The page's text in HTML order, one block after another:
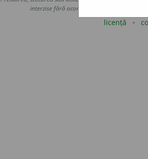
interzise fără acordul nostru prealabil
licență